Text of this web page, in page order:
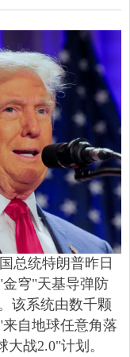
总统特朗普昨日
穹"天基导弹防
该系统由数千颗
自地球任意角落
战2.0"计划。